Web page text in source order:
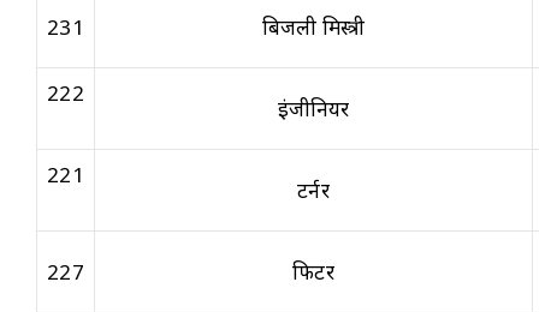
231 बिजली मिस्त्री
222
इंजीनियर
221
टर्नर
227 फिटर